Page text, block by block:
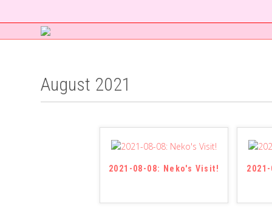
August 2021
2021-08-08: Neko's Visit!